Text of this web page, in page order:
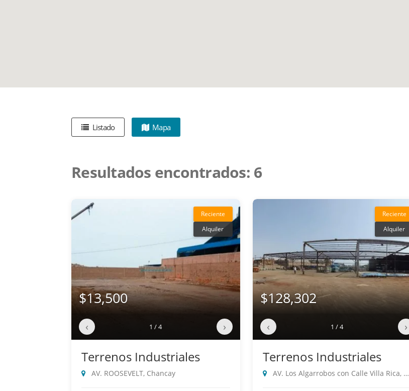
Listado Mapa
Resultados encontrados: 6
Reciente
Alquiler
$13,500
‹ 1 / 4 ›
Terrenos Industriales
AV. ROOSEVELT, Chancay
Reciente
Alquiler
$128,302
‹ 1 / 4 ›
Terrenos Industriales
AV. Los Algarrobos con Calle Villa Rica, Villa El Salvador